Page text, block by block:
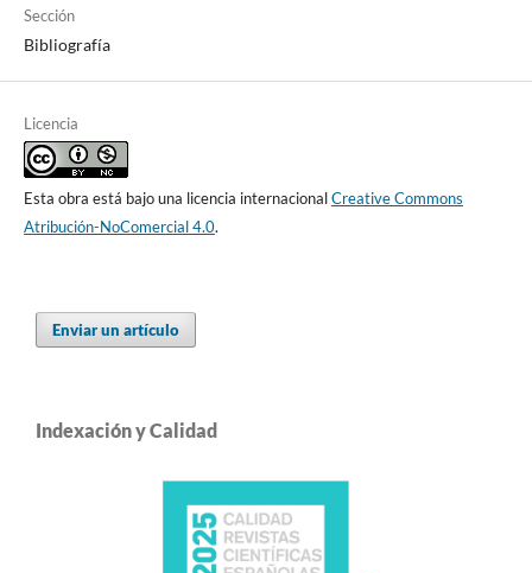
Sección
Bibliografía
Licencia
Esta obra está bajo una licencia internacionalCreative Commons
Atribución-NoComercial 4.0.
Enviar un artículo
Indexación y Calidad